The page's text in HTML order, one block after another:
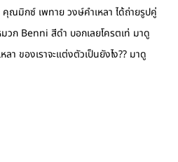
ณมิกซ์ เพทาย วงษ์คำเหลา ได้ถ่ายรูปคู่
วก Benni สีดำ บอกเลยโครตเท่ มาดู
า ของเราจะแต่งตัวเป็นยังไง?? มาดู